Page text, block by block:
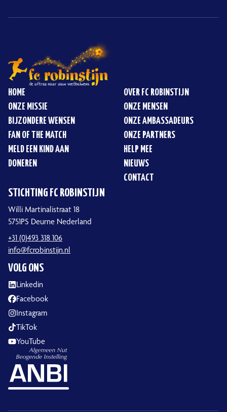
HOME
ONZE MISSIE
BIJZONDERE WENSEN
FAN OF THE MATCH
MELD EEN KIND AAN
DONEREN
OVER FC ROBINSTIJN
ONZE MENSEN
ONZE AMBASSADEURS
ONZE PARTNERS
HELP MEE
NIEUWS
CONTACT
STICHTING FC ROBINSTIJN
Willi Martinalistraat 18
5751PS Deurne Nederland
+31 (0)493 318 106
info@fcrobinstijn.nl
VOLG ONS
Linkedin
Facebook
Instagram
TikTok
YouTube